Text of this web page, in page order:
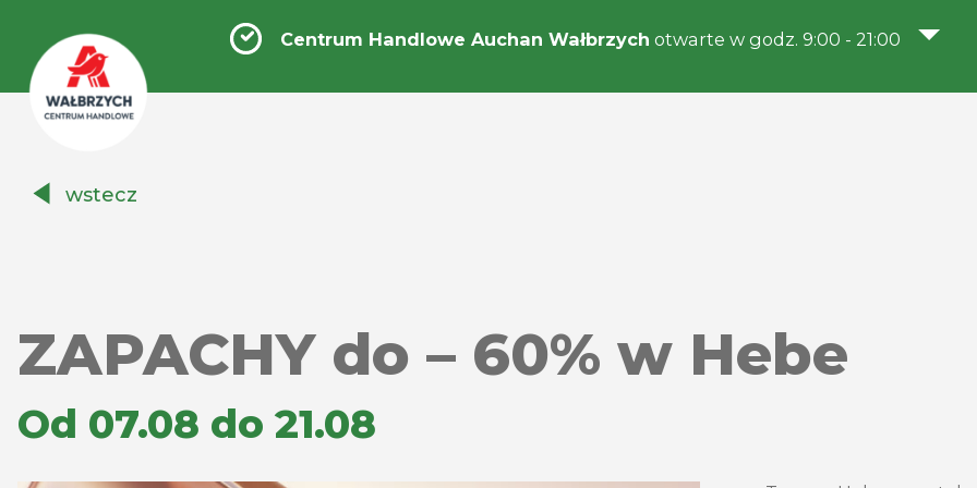
Handlowe
Centrum Handlowe Auchan Wałbrzych otwarte w godz. 9:00 - 21:00
wstecz
ZAPACHY do – 60% w Hebe
Od 07.08 do 21.08